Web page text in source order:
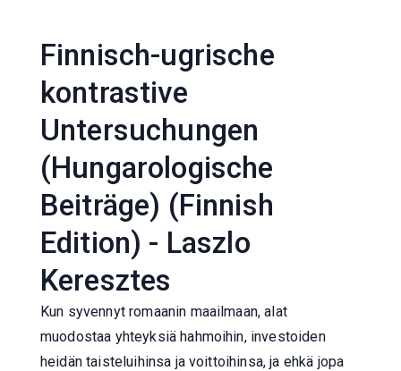
Finnisch-ugrische
kontrastive
Untersuchungen
(Hungarologische
Beiträge) (Finnish
Edition) - Laszlo
Keresztes
Kun syvennyt romaanin maailmaan, alat
muodostaa yhteyksiä hahmoihin, investoiden
heidän taisteluihinsa ja voittoihinsa, ja ehkä jopa